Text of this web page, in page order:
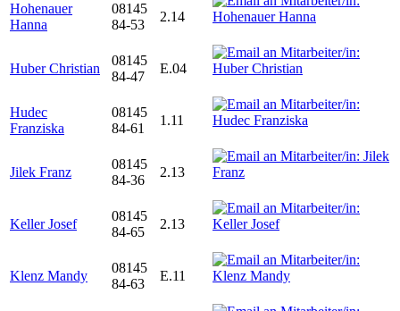
Hohenauer
Hanna
08145
84-53
2.14
Huber Christian
08145
84-47
E.04
Hudec
Franziska
08145
84-61
1.11
Jilek Franz
08145
84-36
2.13
Keller Josef
08145
84-65
2.13
Klenz Mandy
08145
84-63
E.11